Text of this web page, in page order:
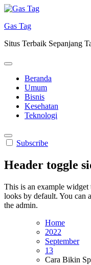
Skip
content
Gas Tag
Situs Terbaik Sepanjang
Beranda
Umum
Bisnis
Kesehatan
Teknologi
Subscribe
Header toggle
This is an example
looks by default. You can
the admin.
Home
2022
September
13
Cara Bikin